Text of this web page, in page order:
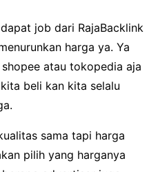
job dari RajaBacklink
harga ya. Ya
atau tokopedia aja
beli kan kita selalu
sama tapi harga
pilih yang harganya